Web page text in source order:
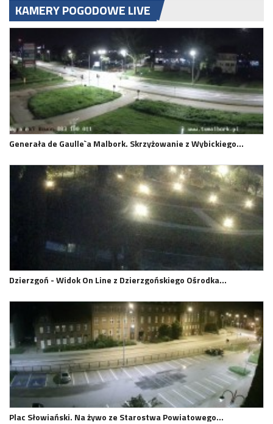
KAMERY POGODOWE LIVE
Generała de Gaulle`a Malbork. Skrzyżowanie z Wybickiego…
Dzierzgoń - Widok On Line z Dzierzgońskiego Ośrodka…
Plac Słowiański. Na żywo ze Starostwa Powiatowego…